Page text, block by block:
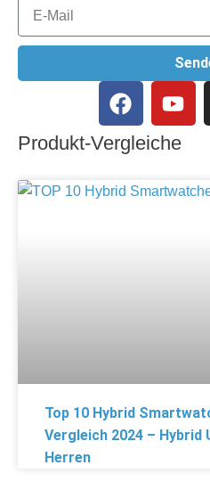
Produkt-Vergleiche
Top 10 Hybrid
Vergleich 2024 – Hybrid
Herren